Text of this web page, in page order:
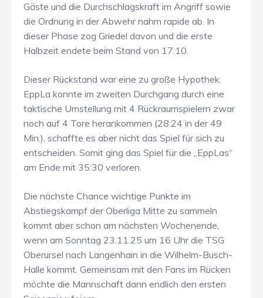
Gäste und die Durchschlagskraft im Angriff sowie
die Ordnung in der Abwehr nahm rapide ab. In
dieser Phase zog Griedel davon und die erste
Halbzeit endete beim Stand von 17:10.
Dieser Rückstand war eine zu große Hypothek.
EppLa konnte im zweiten Durchgang durch eine
taktische Umstellung mit 4 Rückraumspielern zwar
noch auf 4 Tore herankommen (28:24 in der 49
Min.), schaffte es aber nicht das Spiel für sich zu
entscheiden. Somit ging das Spiel für die „EppLas“
am Ende mit 35:30 verloren.
Die nächste Chance wichtige Punkte im
Abstiegskampf der Oberliga Mitte zu sammeln
kommt aber schon am nächsten Wochenende,
wenn am Sonntag 23.11.25 um 16 Uhr die TSG
Oberursel nach Langenhain in die Wilhelm-Busch-
Halle kommt. Gemeinsam mit den Fans im Rücken
möchte die Mannschaft dann endlich den ersten